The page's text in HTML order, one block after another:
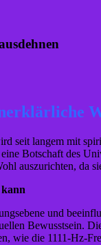
seit langem mit
Botschaft des
auszurichten, da
und
Bewusstsein.
wie die 1111-Hz-